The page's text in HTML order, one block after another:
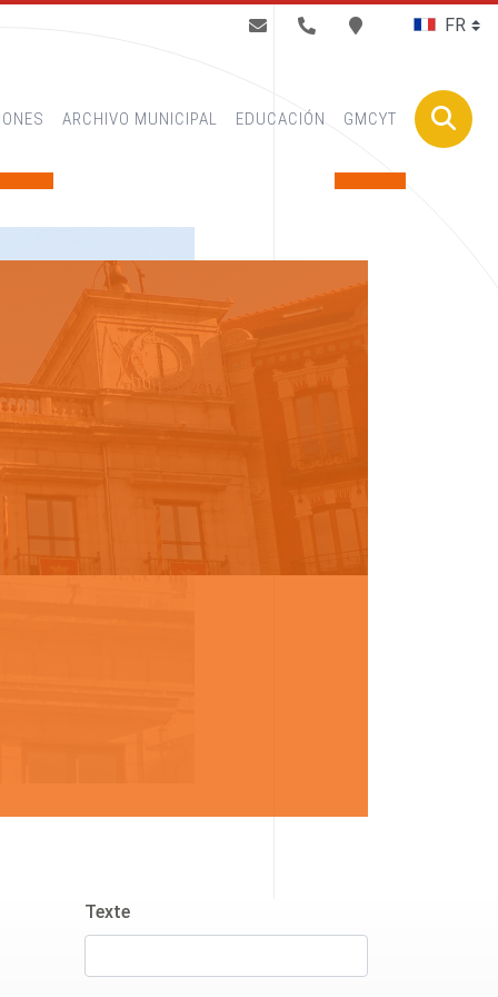
ARCHIVO MUNICIPAL EDUCACIÓN GMCYT
Texte